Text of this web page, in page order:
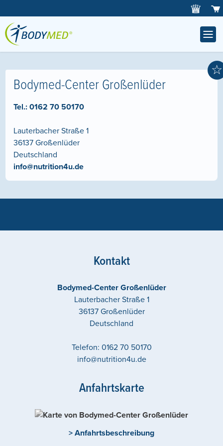
☆
Bodymed-Center Großenlüder
Tel.:0162 70 50170
Lauterbacher Straße 1
36137 Großenlüder
Deutschland
info@nutrition4u.de
Kontakt
Bodymed-Center Großenlüder
Lauterbacher Straße 1
36137 Großenlüder
Deutschland
Telefon: 0162 70 50170
info@nutrition4u.de
Anfahrtskarte
> Anfahrtsbeschreibung